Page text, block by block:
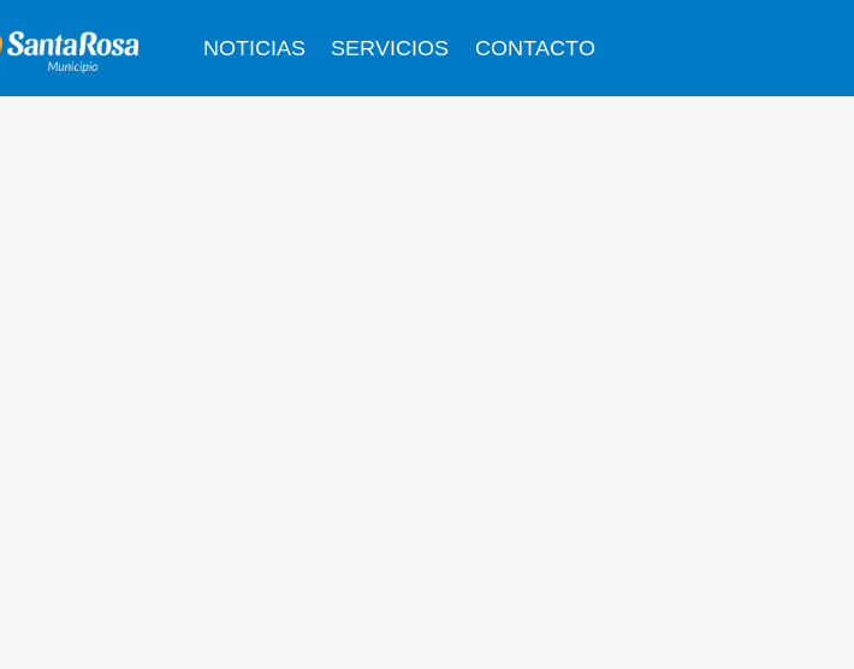
NOTICIAS SERVICIOS CONTACTO